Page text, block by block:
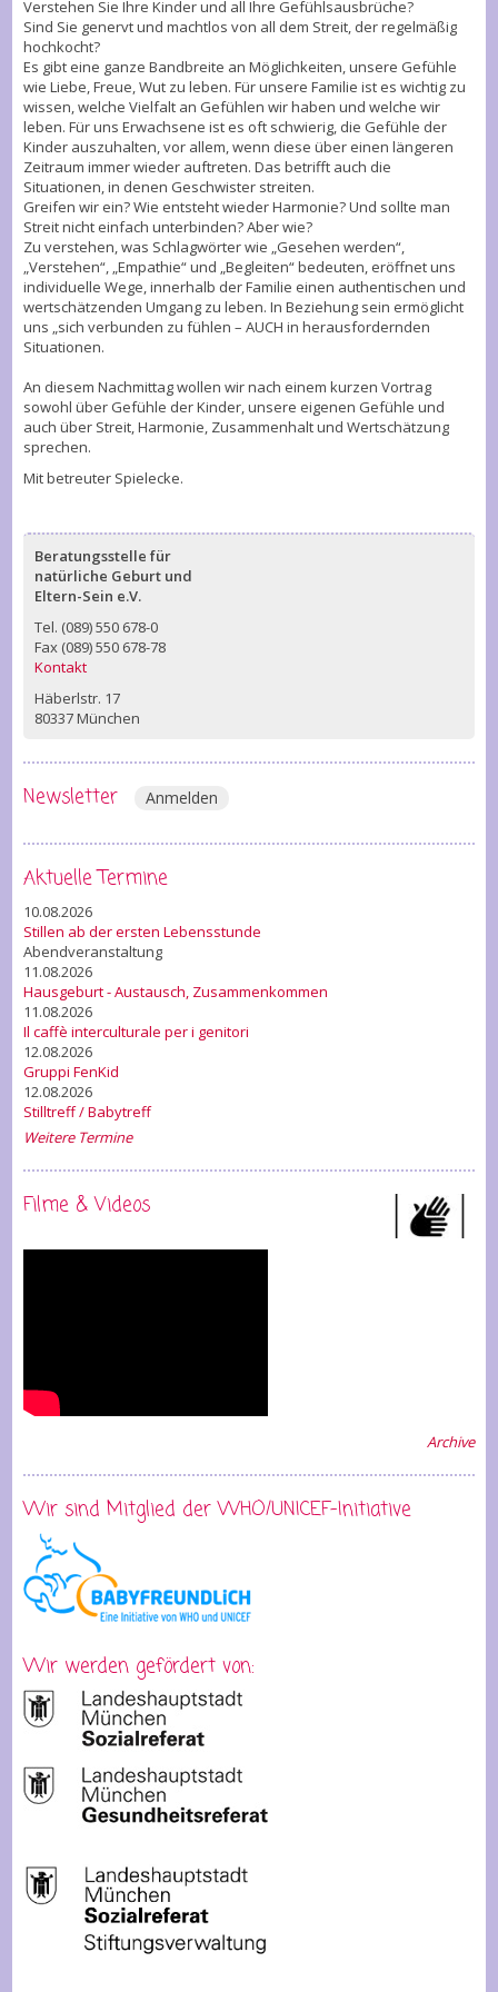
Verstehen Sie Ihre Kinder und all Ihre Gefühlsausbrüche?
Sind Sie genervt und machtlos von all dem Streit, der regelmäßig
hochkocht?
Es gibt eine ganze Bandbreite an Möglichkeiten, unsere Gefühle
wie Liebe, Freue, Wut zu leben. Für unsere Familie ist es wichtig zu
wissen, welche Vielfalt an Gefühlen wir haben und welche wir
leben. Für uns Erwachsene ist es oft schwierig, die Gefühle der
Kinder auszuhalten, vor allem, wenn diese über einen längeren
Zeitraum immer wieder auftreten. Das betrifft auch die
Situationen, in denen Geschwister streiten.
Greifen wir ein? Wie entsteht wieder Harmonie? Und sollte man
Streit nicht einfach unterbinden? Aber wie?
Zu verstehen, was Schlagwörter wie „Gesehen werden“,
„Verstehen“, „Empathie“ und „Begleiten“ bedeuten, eröffnet uns
individuelle Wege, innerhalb der Familie einen authentischen und
wertschätzenden Umgang zu leben. In Beziehung sein ermöglicht
uns „sich verbunden zu fühlen – AUCH in herausfordernden
Situationen.
An diesem Nachmittag wollen wir nach einem kurzen Vortrag
sowohl über Gefühle der Kinder, unsere eigenen Gefühle und
auch über Streit, Harmonie, Zusammenhalt und Wertschätzung
sprechen.
Mit betreuter Spielecke.
Beratungsstelle für
natürliche Geburt und
Eltern-Sein e.V.
Tel. (089) 550 678-0
Fax (089) 550 678-78
Kontakt
Häberlstr. 17
80337 München
Newsletter Anmelden
Aktuelle Termine
10.08.2026
Stillen ab der ersten Lebensstunde
Abendveranstaltung
11.08.2026
Hausgeburt - Austausch, Zusammenkommen
11.08.2026
Il caffè interculturale per i genitori
12.08.2026
Gruppi FenKid
12.08.2026
Stilltreff / Babytreff
Weitere Termine
Filme & Videos
Archive
Wir sind Mitglied der WHO/UNICEF-Initiative
Wir werden gefördert von: